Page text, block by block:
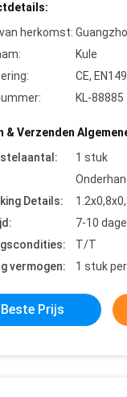
herkomst:
Kule
CE,
KL-88885
& Verzenden
1 stuk
Details:
7-10
T/T
vermogen:
1 stuk
Beste Prijs